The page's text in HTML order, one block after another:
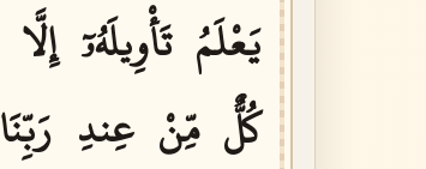
يَعْلَمُ تَأْوِيلَهُۥٓ إِلَّا
كُلٌّ مِّنْ عِندِ رَبِّنَا